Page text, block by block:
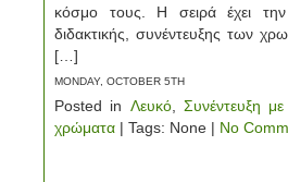
κόσμο τους. Η σειρά έχει
διδακτικής, συνέντευξης των
[…]
MONDAY, OCTOBER 5TH
Posted in Λευκό, Συνέντευξη
χρώματα | Tags: None | No